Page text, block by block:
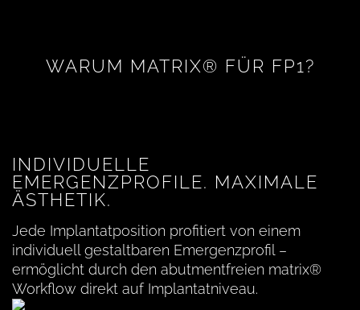
WARUM MATRIX® FÜR FP1?
INDIVIDUELLE
EMERGENZPROFILE. MAXIMALE
ÄSTHETIK.
Jede Implantatposition profitiert von einem
individuell gestaltbaren Emergenzprofil –
ermöglicht durch den abutmentfreien matrix®
Workflow direkt auf Implantatniveau.